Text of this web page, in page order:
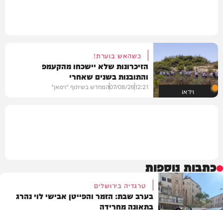
וידאו
כשהאש בוערת!
הזיכרונות שלא יישכחו מהקעמפ
והתובנות בשנים שאחרי
12:21
07/08/26המחדש בשיתוף "וימאן"
כתבות נוספות
טרגדיה בירושלים
בערב שבת: הזמר והפייטן אבישי לוי נהרג
בתאונה מחרידה